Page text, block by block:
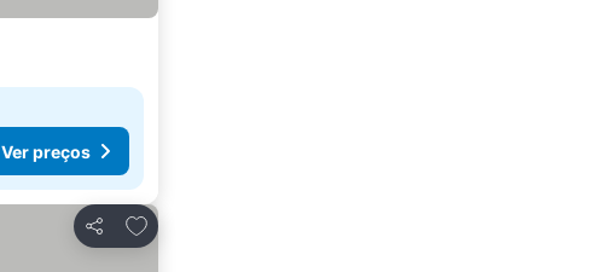
Ver preços
Partilhar
Adicionar aos favoritos